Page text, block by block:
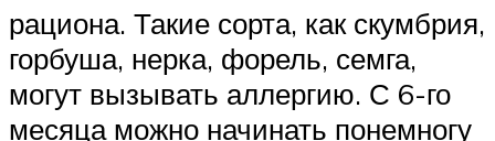
рациона. Такие сорта, как скумбрия,
горбуша, нерка, форель, семга,
могут вызывать аллергию. С 6-го
месяца можно начинать понемногу